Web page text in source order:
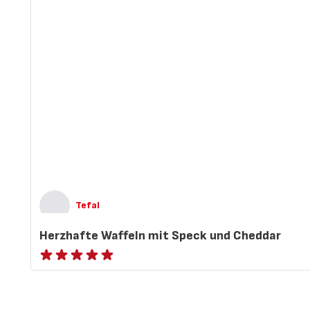
Tefal
Herzhafte Waffeln mit Speck und Cheddar
ratings.NaN